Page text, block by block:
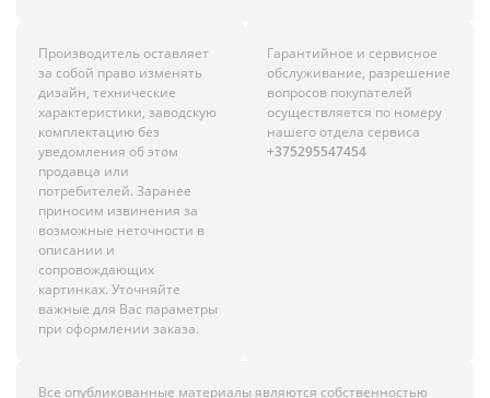
Производитель оставляет
за собой право изменять
дизайн, технические
характеристики, заводскую
комплектацию без
уведомления об этом
продавца или
потребителей. Заранее
приносим извинения за
возможные неточности в
описании и
сопровождающих
картинках. Уточняйте
важные для Вас параметры
при оформлении заказа.
Гарантийное и сервисное
обслуживание, разрешение
вопросов покупателей
осуществляется по номеру
нашего отдела сервиса
+375295547454
Все опубликованные материалы являются собственностью